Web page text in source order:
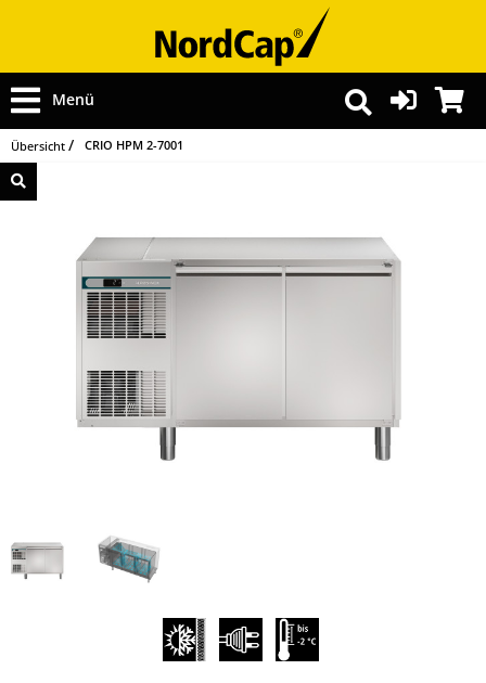
Menü
Übersicht CRIO HPM 2-7001